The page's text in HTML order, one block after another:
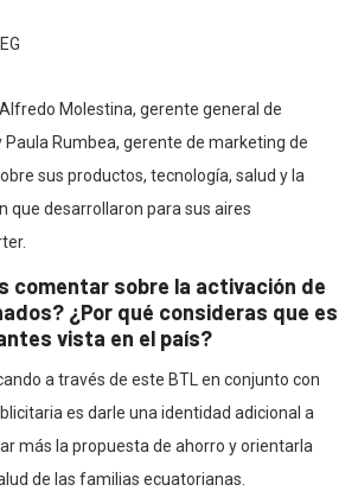
Molestina, gerente general de
Paula Rumbea, gerente de marketing de
sus productos, tecnología, salud y la
que desarrollaron para sus aires
comentar sobre la activación de
¿Por qué consideras que es
vista en el país?
a través de este BTL en conjunto con
es darle una identidad adicional a
más la propuesta de ahorro y orientarla
de las familias ecuatorianas.